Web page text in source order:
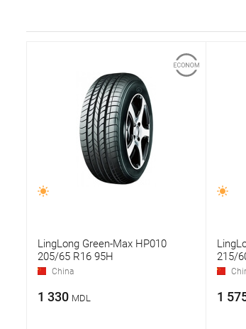
LingLong Green-Max HP010
205/65 R16 95H
China
1 330 MDL
215/
1